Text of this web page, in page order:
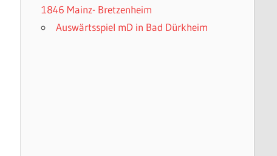
1846 Mainz- Bretzenheim
Auswärtsspiel mD in Bad Dürkheim